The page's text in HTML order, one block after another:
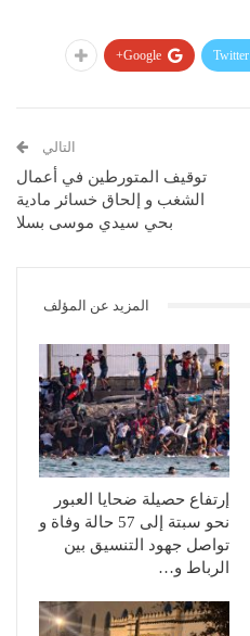
Twitter
Google+
التالي
توقيف المتورطين في أعمال
الشغب و إلحاق خسائر مادية
بحي سيدي موسى بسلا
المزيد عن المؤلف
إرتفاع حصيلة ضحايا العبور
نحو سبتة إلى 57 حالة وفاة و
تواصل جهود التنسيق بين
الرباط و…